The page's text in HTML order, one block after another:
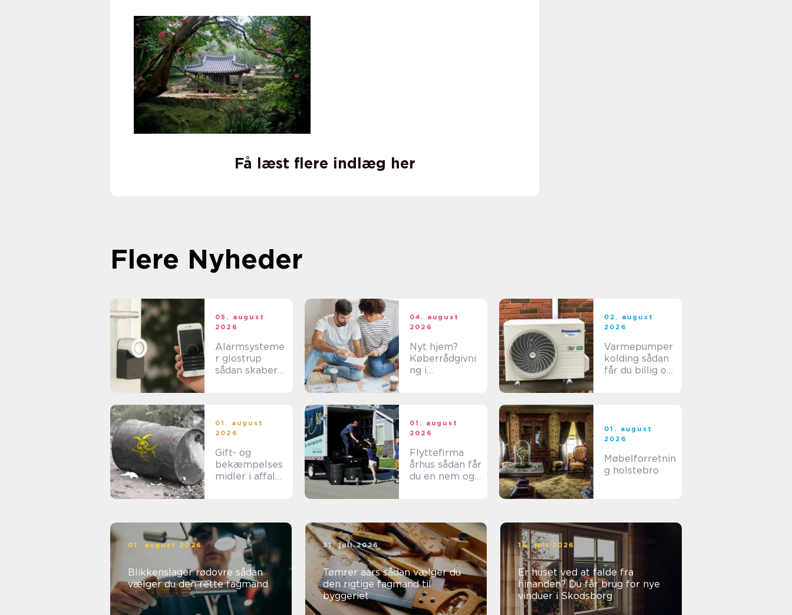
Få læst flere indlæg her
Flere Nyheder
05. august
2026
Alarmsysteme
r glostrup
sådan skaber
04. august
2026
Nyt hjem?
Køberrådgivni
ng i
02. august
2026
Varmepumper
kolding sådan
får du billig og
01. august
2026
Gift- og
bekæmpelses
midler i affald:
01. august
2026
Flyttefirma
århus sådan får
du en nem og
01. august
2026
Møbelforretnin
g holstebro
01. august 2026
Blikkenslager rødovre sådan
vælger du den rette fagmand
31. juli 2026
Tømrer aars sådan vælger du
den rigtige fagmand til
byggeriet
16. juli 2026
Er huset ved at falde fra
hinanden? Du får brug for nye
vinduer i Skodsborg